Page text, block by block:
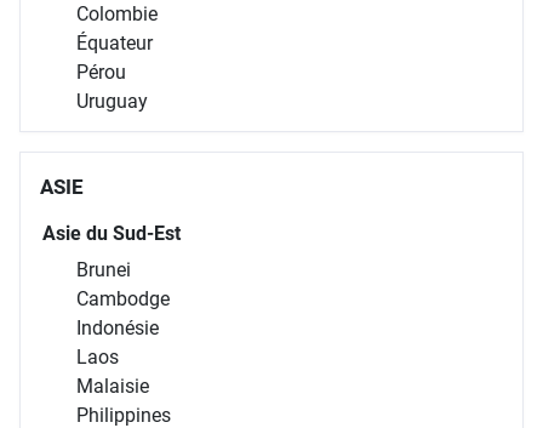
Colombie
Équateur
Pérou
Uruguay
ASIE
Asie du Sud-Est
Brunei
Cambodge
Indonésie
Laos
Malaisie
Philippines